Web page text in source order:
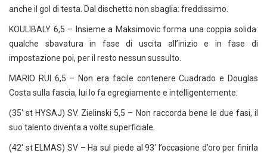
anche il gol di testa. Dal dischetto non sbaglia: freddissimo.
KOULIBALY 6,5 – Insieme a Maksimovic forma una coppia solida:
qualche sbavatura in fase di uscita all’inizio e in fase di
impostazione poi, per il resto nessun sussulto.
MARIO RUI 6,5 – Non era facile contenere Cuadrado e Douglas
Costa sulla fascia, lui lo fa egregiamente e intelligentemente.
(35′ st HYSAJ) SV. Zielinski 5,5 – Non raccorda bene le due fasi, il
suo talento diventa a volte superficiale.
(42′ st ELMAS) SV – Ha sul piede al 93′ l’occasione d’oro per finirla